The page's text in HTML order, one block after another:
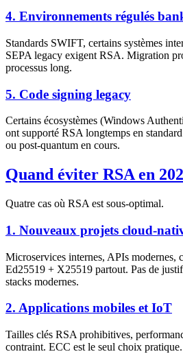
4. Environnements régulés
Standards SWIFT, certains systèmes
SEPA legacy exigent RSA. Migration
processus long.
5. Code signing legacy
Certains écosystèmes (Windows
ont supporté RSA longtemps en
ou post-quantum en cours.
Quand éviter RSA en
Quatre cas où RSA est sous-optimal.
1. Nouveaux projets cloud-
Microservices internes, APIs modernes,
Ed25519 + X25519 partout. Pas de
stacks modernes.
2. Applications mobiles et IoT
Tailles clés RSA prohibitives,
contraint. ECC est le seul choix pratique.